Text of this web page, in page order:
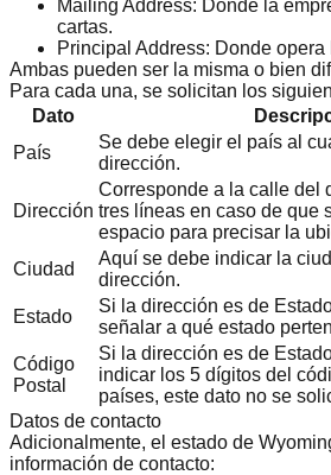
Mailing Address: Donde la
cartas.
Principal Address: Donde opera
Ambas pueden ser la misma o bien
Para cada una, se solicitan los
Dato
País
Se debe elegir el país al
dirección.
Dirección
Corresponde a la calle del
tres líneas en caso de que
espacio para precisar la
Ciudad
Aquí se debe indicar la
dirección.
Estado
Si la dirección es de
señalar a qué estado
Código
Postal
Si la dirección es de
indicar los 5 dígitos del
países, este dato no se
Datos de contacto
Adicionalmente, el estado de
información de contacto: